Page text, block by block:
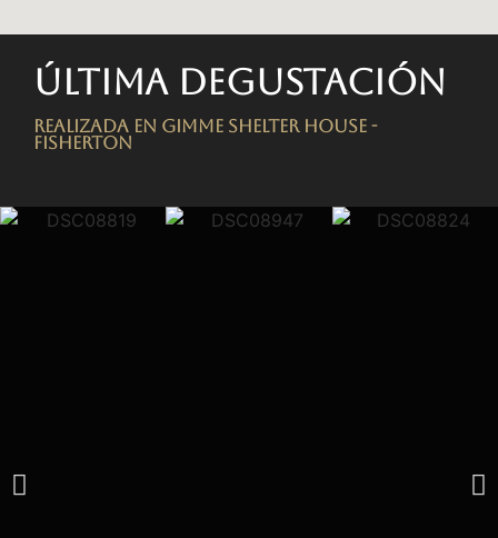
Última degustación
Realizada en Gimme Shelter House -
FISHERTON